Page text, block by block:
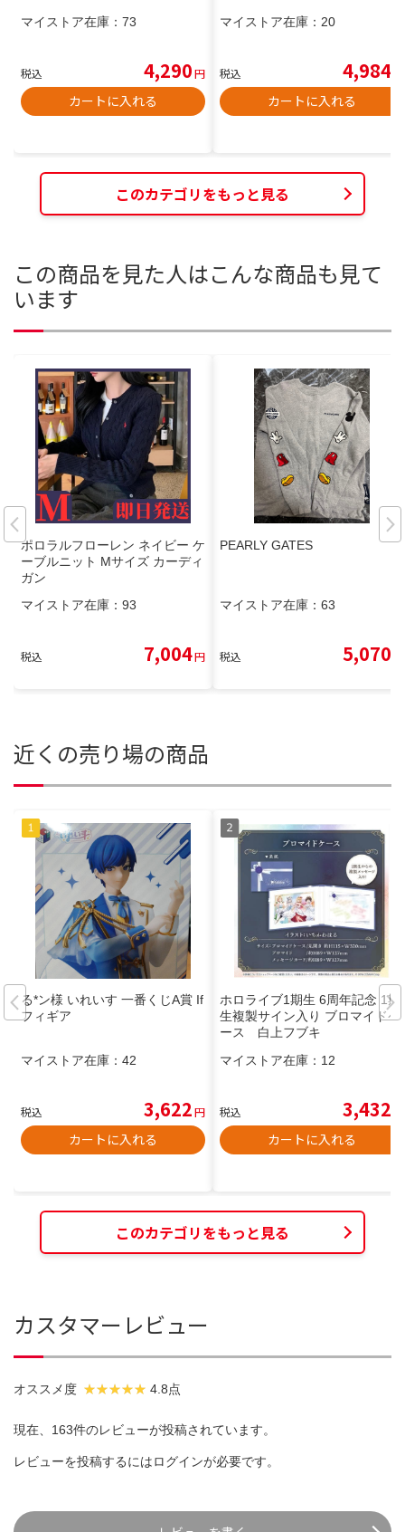
マイストア在庫： 73
税込 4,290円
カートに入れる
マイストア在庫： 20
税込 4,984
カートに入れる
このカテゴリをもっと見る
この商品を見た人はこんな商品も見て
います
ポロラルフローレン ネイビー ケ
ーブルニット Mサイズ カーディ
ガン
マイストア在庫： 93
税込 7,004円
PEARLY GATES
マイストア在庫： 63
税込 5,070
近くの売り場の商品
る*ン様 いれいす 一番くじA賞 If
フィギア
マイストア在庫： 42
税込 3,622円
カートに入れる
ホロライブ1期生 6周年記念 1期
生複製サイン入り ブロマイドケ
ース 白上フブキ
マイストア在庫： 12
税込 3,432
カートに入れる
このカテゴリをもっと見る
カスタマーレビュー
オススメ度 4.8点
現在、163件のレビューが投稿されています。
レビューを投稿するにはログインが必要です。